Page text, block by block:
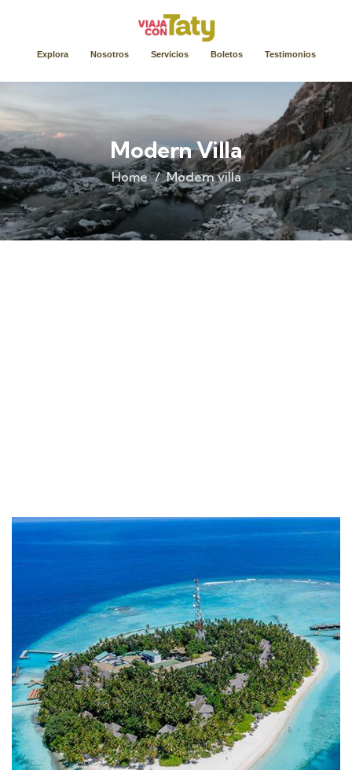
Explora Nosotros Servicios Boletos Testimonios
Modern Villa
Home Modern villa